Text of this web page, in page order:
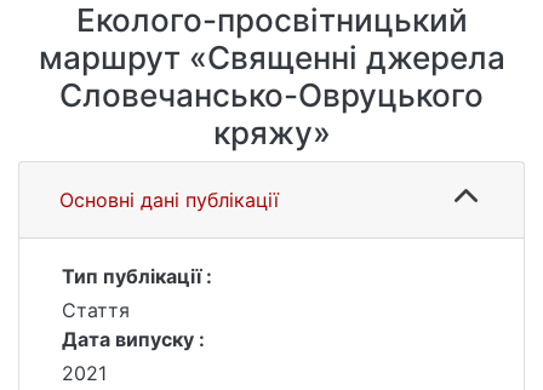
Еколого-просвітницький
маршрут «Священні джерела
Словечансько-Овруцького
кряжу»
Основні дані публікації
Тип публікації :
Стаття
Дата випуску :
2021